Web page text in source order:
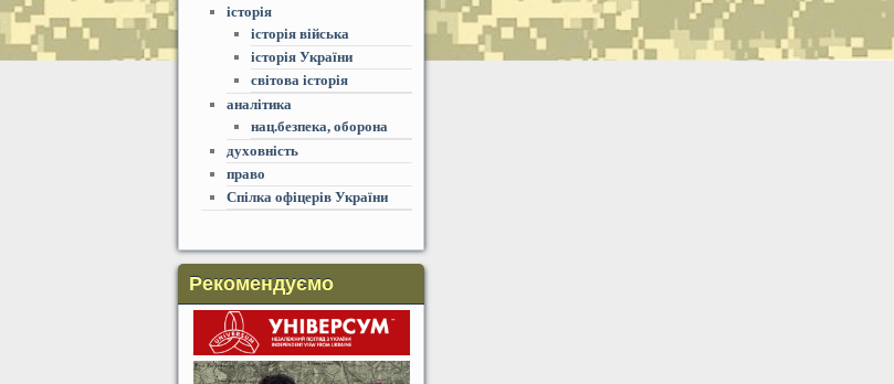
історія
історія війська
історія України
світова історія
аналітика
нац.безпека, оборона
духовність
право
Спілка офіцерів України
Рекомендуємо